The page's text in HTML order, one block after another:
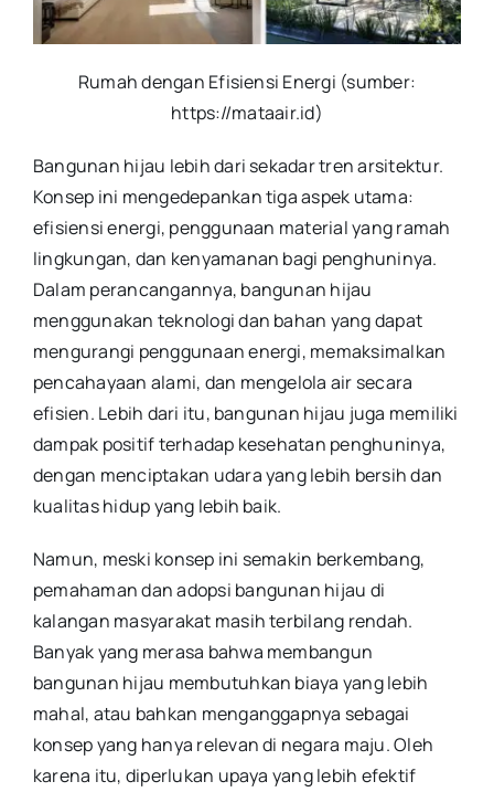
Rumah dengan Efisiensi Energi (sumber:
https://mataair.id)
Bangunan hijau lebih dari sekadar tren arsitektur.
Konsep ini mengedepankan tiga aspek utama:
efisiensi energi, penggunaan material yang ramah
lingkungan, dan kenyamanan bagi penghuninya.
Dalam perancangannya, bangunan hijau
menggunakan teknologi dan bahan yang dapat
mengurangi penggunaan energi, memaksimalkan
pencahayaan alami, dan mengelola air secara
efisien. Lebih dari itu, bangunan hijau juga memiliki
dampak positif terhadap kesehatan penghuninya,
dengan menciptakan udara yang lebih bersih dan
kualitas hidup yang lebih baik.
Namun, meski konsep ini semakin berkembang,
pemahaman dan adopsi bangunan hijau di
kalangan masyarakat masih terbilang rendah.
Banyak yang merasa bahwa membangun
bangunan hijau membutuhkan biaya yang lebih
mahal, atau bahkan menganggapnya sebagai
konsep yang hanya relevan di negara maju. Oleh
karena itu, diperlukan upaya yang lebih efektif